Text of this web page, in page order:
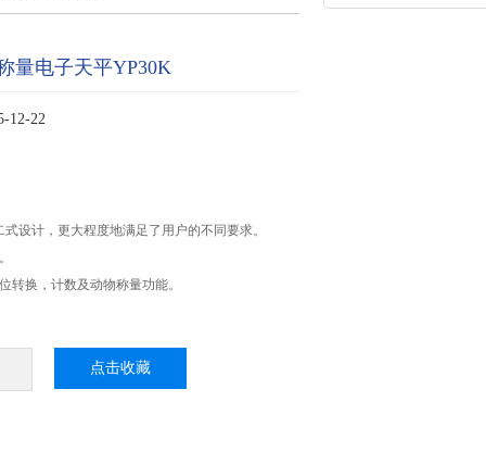
量电子天平YP30K
12-22
设计，更大程度地满足了用户的不同要求。
转换，计数及动物称量功能。
点击收藏